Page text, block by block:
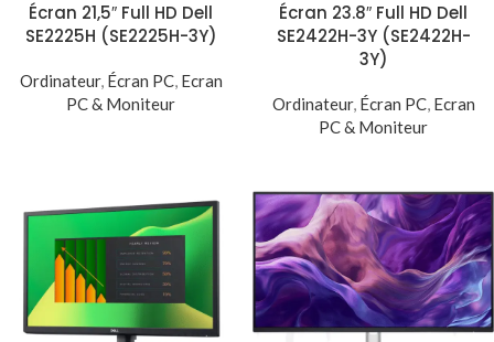
Écran 21,5″ Full HD Dell
SE2225H (SE2225H-3Y)
Ordinateur, Écran PC, Ecran
PC & Moniteur
Écran 23.8″ Full HD Dell
SE2422H-3Y (SE2422H-
3Y)
Ordinateur, Écran PC, Ecran
PC & Moniteur